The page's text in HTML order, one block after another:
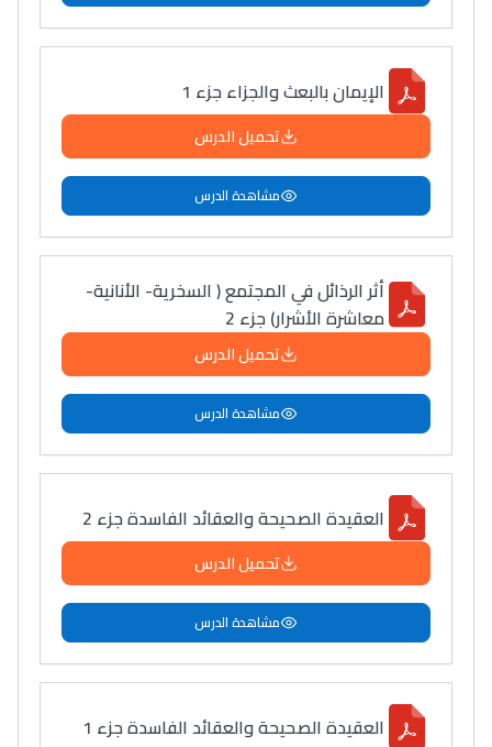
الإيمان بالبعث والجزاء جزء 1
تحميل الدرس
مشاهدة الدرس
أثر الرذائل في المجتمع ( السخرية- الأنانية-
معاشرة الأشرار) جزء 2
تحميل الدرس
مشاهدة الدرس
العقيدة الصحيحة والعقائد الفاسدة جزء 2
تحميل الدرس
مشاهدة الدرس
العقيدة الصحيحة والعقائد الفاسدة جزء 1